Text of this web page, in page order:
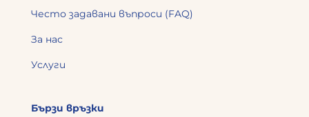
Често задавани въпроси (FAQ)
За нас
Услуги
Бързи връзки